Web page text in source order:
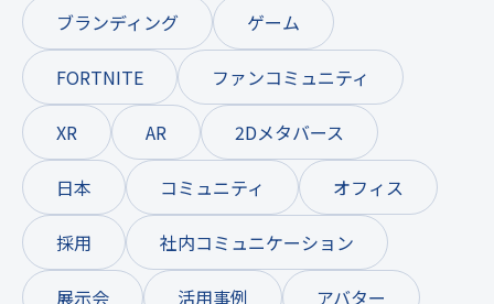
ブランディング ゲーム
FORTNITE ファンコミュニティ
XR AR 2Dメタバース
日本 コミュニティ オフィス
採用 社内コミュニケーション
展示会 活用事例 アバター